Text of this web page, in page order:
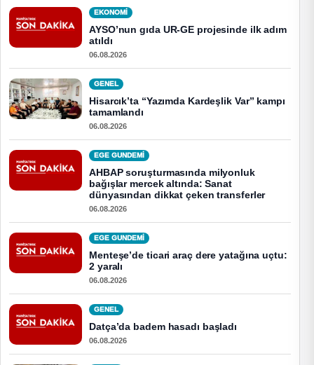
EKONOMI
AYSO’nun gıda UR-GE projesinde ilk adım
atıldı
06.08.2026
GENEL
Hisarcık’ta “Yazımda Kardeşlik Var” kampı
tamamlandı
06.08.2026
EGE GUNDEMİ
AHBAP soruşturmasında milyonluk
bağışlar mercek altında: Sanat
dünyasından dikkat çeken transferler
06.08.2026
EGE GUNDEMİ
Menteşe’de ticari araç dere yatağına uçtu:
2 yaralı
06.08.2026
GENEL
Datça’da badem hasadı başladı
06.08.2026